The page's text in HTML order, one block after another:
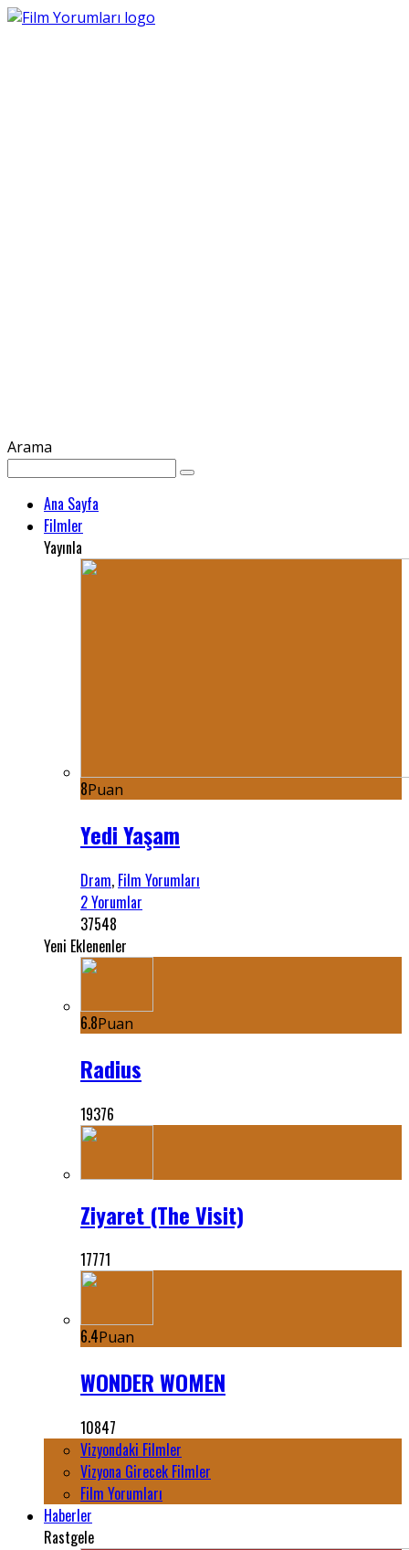
Arama
Ana Sayfa
Filmler
Yayınla
8Puan
Yedi Yaşam
Dram, Film Yorumları
2 Yorumlar
37548
Yeni Eklenenler
6.8Puan
Radius
19376
Ziyaret (The Visit)
17771
6.4Puan
WONDER WOMEN
10847
Vizyondaki Filmler
Vizyona Girecek Filmler
Film Yorumları
Haberler
Rastgele